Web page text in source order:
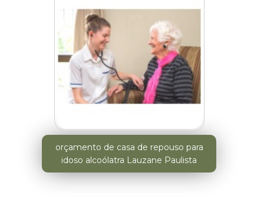
orçamento de casa de repouso para
idoso alcoólatra Lauzane Paulista